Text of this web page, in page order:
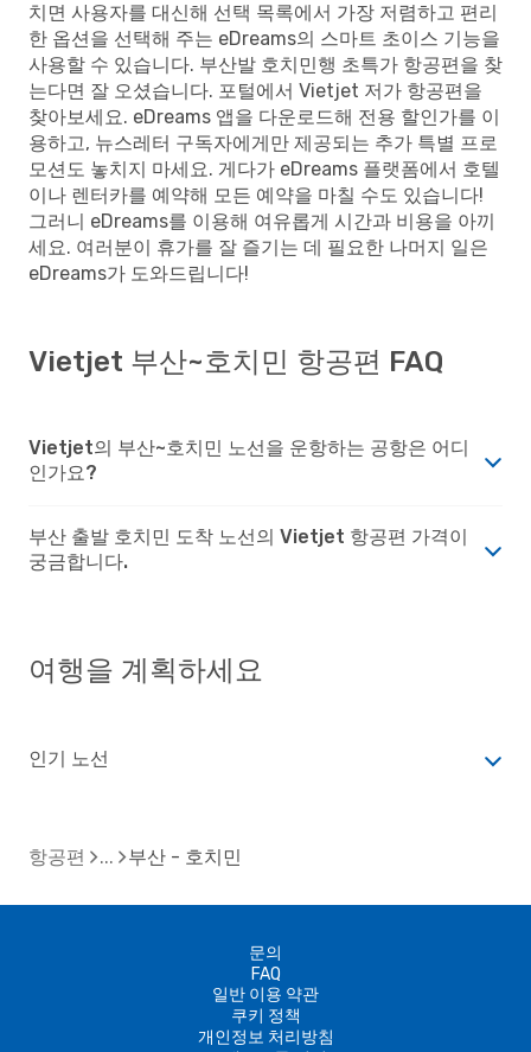
치면 사용자를 대신해 선택 목록에서 가장 저렴하고 편리
한 옵션을 선택해 주는 eDreams의 스마트 초이스 기능을
사용할 수 있습니다. 부산발 호치민행 초특가 항공편을 찾
는다면 잘 오셨습니다. 포털에서 Vietjet 저가 항공편을
찾아보세요. eDreams 앱을 다운로드해 전용 할인가를 이
용하고, 뉴스레터 구독자에게만 제공되는 추가 특별 프로
모션도 놓치지 마세요. 게다가 eDreams 플랫폼에서 호텔
이나 렌터카를 예약해 모든 예약을 마칠 수도 있습니다!
그러니 eDreams를 이용해 여유롭게 시간과 비용을 아끼
세요. 여러분이 휴가를 잘 즐기는 데 필요한 나머지 일은
eDreams가 도와드립니다!
Vietjet 부산~호치민 항공편 FAQ
Vietjet의 부산~호치민 노선을 운항하는 공항은 어디
인가요?
부산 출발 호치민 도착 노선의 Vietjet 항공편 가격이
궁금합니다.
여행을 계획하세요
인기 노선
항공편 부산 - 호치민
문의
FAQ
일반 이용 약관
쿠키 정책
개인정보 처리방침